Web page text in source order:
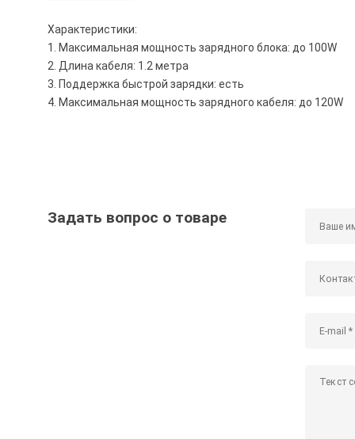
Характеристики:
1. Максимальная мощность зарядного блока: до 100W
2. Длина кабеля: 1.2 метра
3. Поддержка быстрой зарядки: есть
4. Максимальная мощность зарядного кабеля: до 120W
Задать вопрос о товаре